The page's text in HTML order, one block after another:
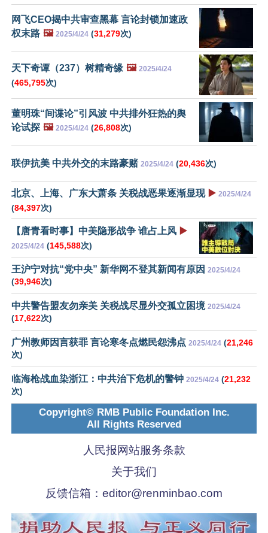
网飞CEO揭中共审查黑幕 言论封锁加速政
权末路 🖼️ 2025/4/24 (31,279次)
天下奇谭（237）树精奇缘 🖼️ 2025/4/24
(465,795次)
董明珠“间谍论”引风波 中共排外狂热的舆
论试探 🖼️ 2025/4/24 (26,808次)
联伊抗美 中共外交的末路豪赌 2025/4/24 (20,436次)
北京、上海、广东大萧条 关税战恶果逐渐显现 ▶️ 2025/4/24
(84,397次)
【唐青看时事】中美隐形战争 谁占上风 ▶️
2025/4/24 (145,588次)
王沪宁对抗“党中央” 新华网不登其新闻有原因 2025/4/24
(39,946次)
中共警告盟友勿亲美 关税战尽显外交孤立困境 2025/4/24
(17,622次)
广州教师因言获罪 言论寒冬点燃民怨沸点 2025/4/24 (21,246
次)
临海枪战血染浙江：中共治下危机的警钟 2025/4/24 (21,232
次)
Copyright© RMB Public Foundation Inc.
All Rights Reserved
人民报网站服务条款
关于我们
反馈信箱： editor@renminbao.com